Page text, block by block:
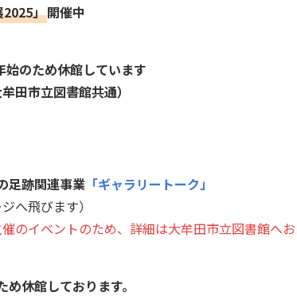
2025」開催中
のため休館しています
田市立図書館共通）
足跡関連事業 「ギャラリートーク」
へ飛びます）
のイベントのため、詳細は大牟田市立図書館へ
休館しております。